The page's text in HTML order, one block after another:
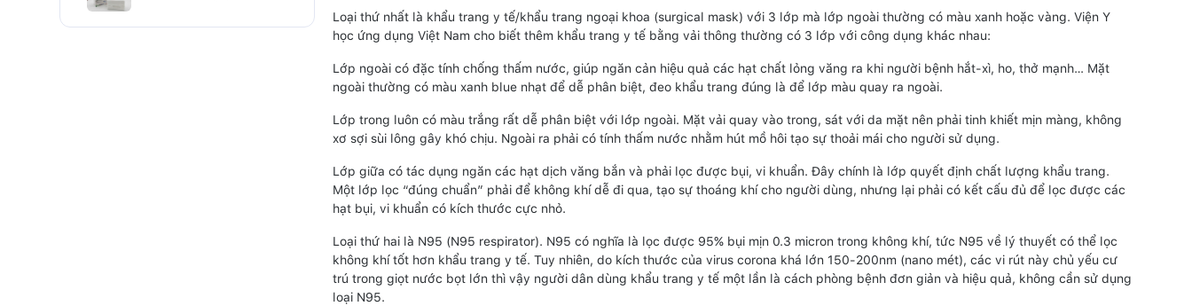
Loại thứ nhất là khẩu trang y tế/khẩu trang ngoại khoa (surgical mask) với 3 lớp mà lớp ngoài thường có màu xanh hoặc vàng. Viện Y
học ứng dụng Việt Nam cho biết thêm khẩu trang y tế bằng vải thông thường có 3 lớp với công dụng khác nhau:
Lớp ngoài có đặc tính chống thấm nước, giúp ngăn cản hiệu quả các hạt chất lỏng văng ra khi người bệnh hắt-xì, ho, thở mạnh… Mặt
ngoài thường có màu xanh blue nhạt để dễ phân biệt, đeo khẩu trang đúng là để lớp màu quay ra ngoài.
Lớp trong luôn có màu trắng rất dễ phân biệt với lớp ngoài. Mặt vải quay vào trong, sát với da mặt nên phải tinh khiết mịn màng, không
xơ sợi sùi lông gây khó chịu. Ngoài ra phải có tính thấm nước nhằm hút mồ hôi tạo sự thoải mái cho người sử dụng.
Lớp giữa có tác dụng ngăn các hạt dịch văng bắn và phải lọc được bụi, vi khuẩn. Đây chính là lớp quyết định chất lượng khẩu trang.
Một lớp lọc “đúng chuẩn” phải để không khí dễ đi qua, tạo sự thoáng khí cho người dùng, nhưng lại phải có kết cấu đủ để lọc được các
hạt bụi, vi khuẩn có kích thước cực nhỏ.
Loại thứ hai là N95 (N95 respirator). N95 có nghĩa là lọc được 95% bụi mịn 0.3 micron trong không khí, tức N95 về lý thuyết có thể lọc
không khí tốt hơn khẩu trang y tế. Tuy nhiên, do kích thước của virus corona khá lớn 150-200nm (nano mét), các vi rút này chủ yếu cư
trú trong giọt nước bọt lớn thì vậy người dân dùng khẩu trang y tế một lần là cách phòng bệnh đơn giản và hiệu quả, không cần sử dụng
loại N95.